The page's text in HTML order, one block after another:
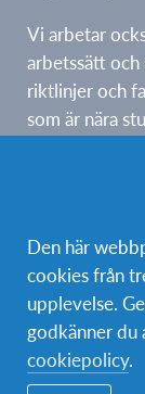
Vi arbetar
arbetssätt
riktlinjer och
som är nära
Samtidigt är
och
lägerfrivilliga
lägerstruktur
med
Magdalena
fantastiskt
Det är
Den här
cookies från
upplevelse.
godkänner du
cookiepolicy.